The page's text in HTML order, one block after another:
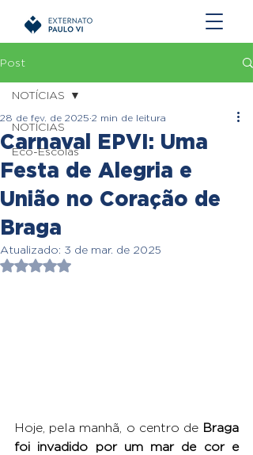
Post
NOTÍCIAS
Eco-Escolas
NOTÍCIAS
Carnaval EPVI: Uma
Festa de Alegria e
União no Coração de
Braga
28 de fev. de 2025 2 min de leitura
Atualizado: 3 de mar. de 2025
Avaliado com NaN de 5 estrelas.
Hoje, pela manhã, o centro de Braga
foi invadido por um mar de cor e